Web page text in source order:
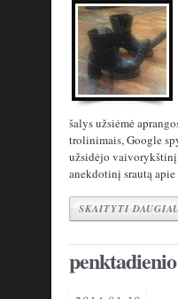
šalys užsiėmė
trolinimais, Google
užsidėjo
anekdotinį srautą apie
SKAITYTI